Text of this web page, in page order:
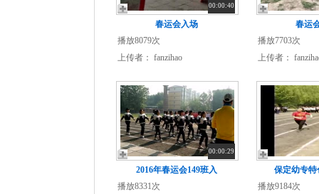
00:00:40
春运会入场
播放8079次
上传者： fanzihao
春运
播放7703次
上传者：
00:00:29
2016年春运会149班入
播放8331次
保定幼专
播放9184次